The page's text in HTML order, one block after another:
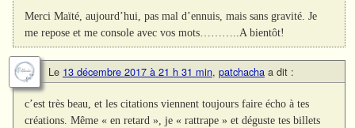
Merci Maïté, aujourd’hui, pas mal d’ennuis, mais sans gravité. Je
me repose et me console avec vos mots………..A bientôt!
Le 13 décembre 2017 à 21 h 31 min, patchacha a dit :
c’est très beau, et les citations viennent toujours faire écho à tes
créations. Même « en retard », je « rattrape » et déguste tes billets